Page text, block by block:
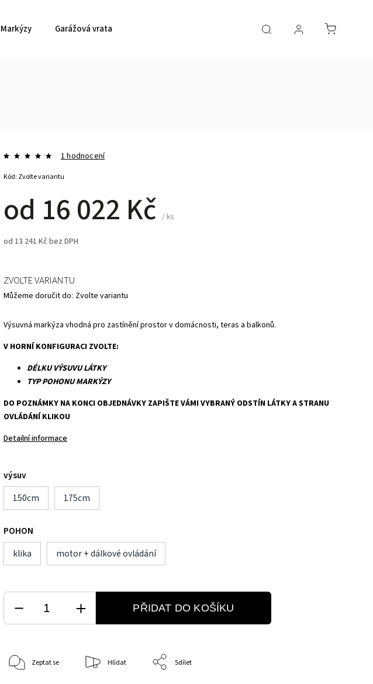
Markýzy Garážová vrata
1 hodnocení
od 16 022 Kč / ks
od 13 241 Kč bez DPH
Kód: Zvolte variantu
Výsuvná markýza vhodná pro zastínění prostor v domácnosti, teras a balkonů.
V HORNÍ KONFIGURACI ZVOLTE:
DÉLKU VÝSUVU LÁTKY
TYP POHONU MARKÝZY
DO POZNÁMKY NA KONCI OBJEDNÁVKY ZAPIŠTE VÁMI VYBRANÝ ODSTÍN LÁTKY A STRANU
OVLÁDÁNÍ KLIKOU
Detailní informace
výsuv
150cm
175cm
POHON
klika
motor + dálkové ovládání
ZVOLTE VARIANTU
Můžeme doručit do: Zvolte variantu
PŘIDAT DO KOŠÍKU
Zeptat se Hlídat Sdílet